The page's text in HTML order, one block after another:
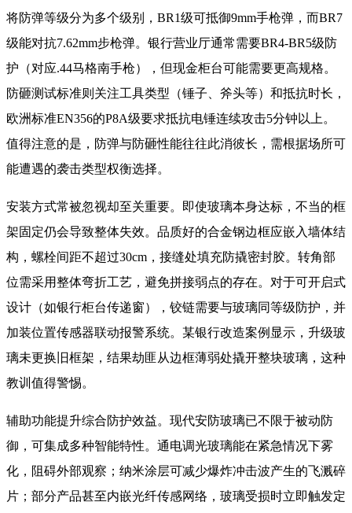
将防弹等级分为多个级别，BR1级可抵御9mm手枪弹，而BR7
级能对抗7.62mm步枪弹。银行营业厅通常需要BR4-BR5级防
护（对应.44马格南手枪），但现金柜台可能需要更高规格。
防砸测试标准则关注工具类型（锤子、斧头等）和抵抗时长，
欧洲标准EN356的P8A级要求抵抗电锤连续攻击5分钟以上。
值得注意的是，防弹与防砸性能往往此消彼长，需根据场所可
能遭遇的袭击类型权衡选择。
安装方式常被忽视却至关重要。即使玻璃本身达标，不当的框
架固定仍会导致整体失效。品质好的合金钢边框应嵌入墙体结
构，螺栓间距不超过30cm，接缝处填充防撬密封胶。转角部
位需采用整体弯折工艺，避免拼接弱点的存在。对于可开启式
设计（如银行柜台传递窗），铰链需要与玻璃同等级防护，并
加装位置传感器联动报警系统。某银行改造案例显示，升级玻
璃未更换旧框架，结果劫匪从边框薄弱处撬开整块玻璃，这种
教训值得警惕。
辅助功能提升综合防护效益。现代安防玻璃已不限于被动防
御，可集成多种智能特性。通电调光玻璃能在紧急情况下雾
化，阻碍外部观察；纳米涂层可减少爆炸冲击波产生的飞溅碎
片；部分产品甚至内嵌光纤传感网络，玻璃受损时立即触发定